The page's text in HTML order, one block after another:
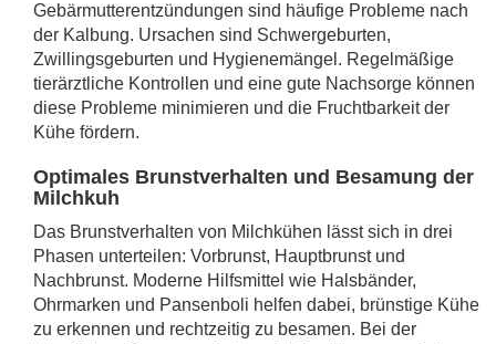
Gebärmutterentzündungen sind häufige Probleme nach
der Kalbung. Ursachen sind Schwergeburten,
Zwillingsgeburten und Hygienemängel. Regelmäßige
tierärztliche Kontrollen und eine gute Nachsorge können
diese Probleme minimieren und die Fruchtbarkeit der
Kühe fördern.
Optimales Brunstverhalten und Besamung der
Milchkuh
Das Brunstverhalten von Milchkühen lässt sich in drei
Phasen unterteilen: Vorbrunst, Hauptbrunst und
Nachbrunst. Moderne Hilfsmittel wie Halsbänder,
Ohrmarken und Pansenboli helfen dabei, brünstige Kühe
zu erkennen und rechtzeitig zu besamen. Bei der